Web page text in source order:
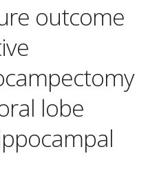
outcome
lobe